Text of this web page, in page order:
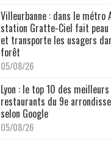
Villeurbanne : dans le métro
station Gratte-Ciel fait peau
et transporte les usagers
forêt
05/08/26
Lyon : le top 10 des meilleurs
restaurants du 9e
selon Google
05/08/26